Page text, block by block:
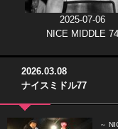
2025-07-06
NICE MIDDLE 74
2026.03.08
ナイスミドル77
～